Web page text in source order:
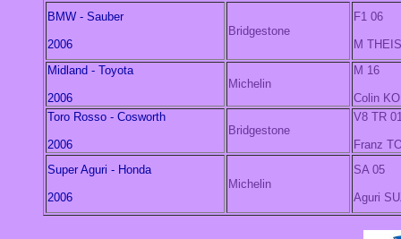
BMW - Sauber
2006
Bridgestone
F1 06
M
Midland - Toyota
2006
Michelin
M 16
Colin
Toro Rosso - Cosworth
2006
Bridgestone
V8 TR
Franz
Super Aguri - Honda
2006
Michelin
SA 05
Aguri